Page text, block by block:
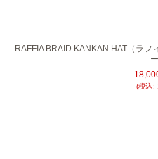
RAFFIA BRAID KANKAN HAT（ラ
(税込: